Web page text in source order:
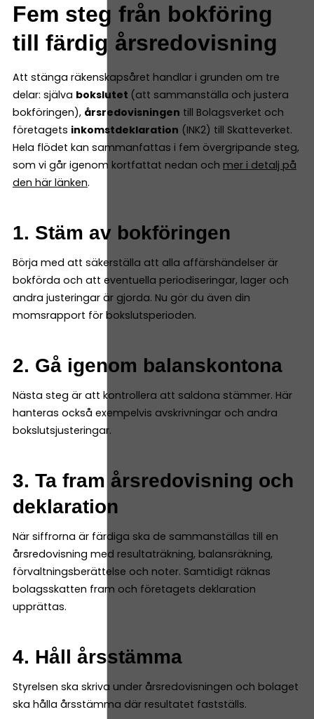
Fem steg från bokföring
till färdig årsredovisning
Att stänga räkenskapsåret handlar i grunden om tre
delar: själva bokslutet (att sammanställa och justera
bokföringen), årsredovisningen till Bolagsverket och
företagets inkomstdeklaration (INK2) till Skatteverket.
Hela flödet kan sammanfattas i fem övergripande steg,
som vi går igenom kortfattat nedan och mer i detalj på
den här länken.
1. Stäm av bokföringen
Börja med att säkerställa att alla affärshändelser är
bokförda och att eventuella periodiseringar, lager och
andra justeringar är gjorda. Nu gör du även din
momsrapport för bokslutsperioden.
2. Gå igenom balanskontona
Nästa steg är att kontrollera att saldona stämmer. Här
hanteras också exempelvis avskrivningar och andra
bokslutsjusteringar.
3. Ta fram årsredovisning och
deklaration
När siffrorna är färdiga ska de sammanställas till en
årsredovisning med resultaträkning, balansräkning,
förvaltningsberättelse och noter. Samtidigt räknas
bolagsskatten fram och företagets deklaration
upprättas.
4. Håll årsstämma
Styrelsen ska skriva under årsredovisningen och bolaget
ska hålla årsstämma där resultatet fastställs.